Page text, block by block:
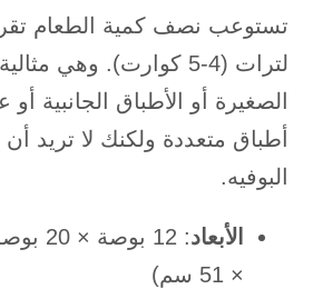
لترات (4-5 كوارت). وهي
الصغيرة أو الأطباق الجانبية أو
أطباق متعددة ولكنك لا تريد
البوفيه.
الأبعاد
× 51 سم)